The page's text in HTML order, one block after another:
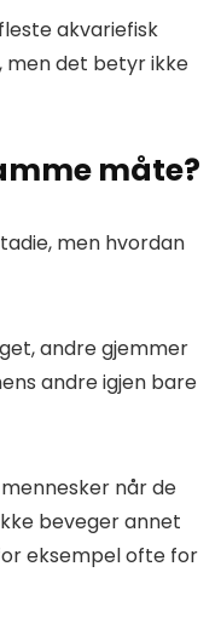
akvariefisk
men det betyr ikke
måte?
men hvordan
andre gjemmer
andre igjen bare
når de
beveger annet
eksempel ofte for